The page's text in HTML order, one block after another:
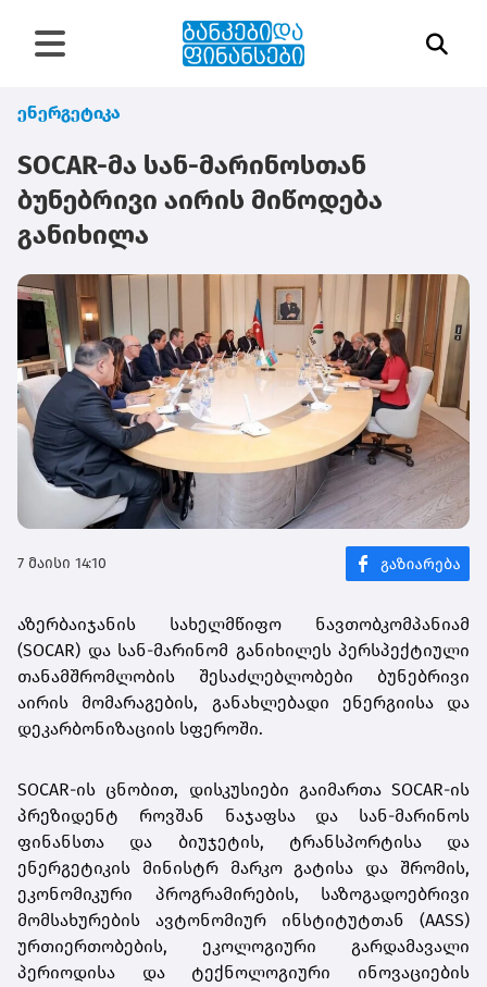
ენერგეტიკა
SOCAR-მა სან-მარინოსთან
ბუნებრივი აირის მიწოდება
განიხილა
7 მაისი 14:10
აზერბაიჯანის სახელმწიფო ნავთობკომპანიამ
(SOCAR) და სან-მარინომ განიხილეს პერსპექტიული
თანამშრომლობის შესაძლებლობები ბუნებრივი
აირის მომარაგების, განახლებადი ენერგიისა და
დეკარბონიზაციის სფეროში.
SOCAR-ის ცნობით, დისკუსიები გაიმართა SOCAR-ის
პრეზიდენტ როვშან ნაჯაფსა და სან-მარინოს
ფინანსთა და ბიუჯეტის, ტრანსპორტისა და
ენერგეტიკის მინისტრ მარკო გატისა და შრომის,
ეკონომიკური პროგრამირების, საზოგადოებრივი
მომსახურების ავტონომიურ ინსტიტუტთან (AASS)
ურთიერთობების, ეკოლოგიური გარდამავალი
პერიოდისა და ტექნოლოგიური ინოვაციების